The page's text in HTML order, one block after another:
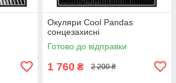
Окуляри Cool Pandas
сонцезахисні
Готово до відправки
1 760 ₴ 2 200 ₴